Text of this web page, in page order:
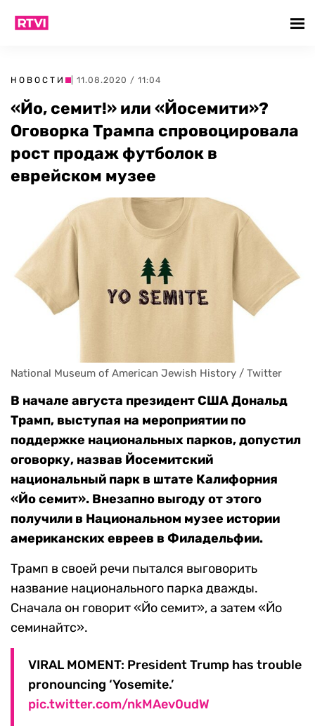
НОВОСТИ | 11.08.2020 / 11:04
«Йо, семит!» или «Йосемити»?
Оговорка Трампа спровоцировала
рост продаж футболок в
еврейском музее
National Museum of American Jewish History / Twitter
В начале августа президент США Дональд
Трамп, выступая на мероприятии по
поддержке национальных парков, допустил
оговорку, назвав Йосемитский
национальный парк в штате Калифорния
«Йо семит». Внезапно выгоду от этого
получили в Национальном музее истории
американских евреев в Филадельфии.
Трамп в своей речи пытался выговорить
название национального парка дважды.
Сначала он говорит «Йо семит», а затем «Йо
семинайтс».
VIRAL MOMENT: President Trump has trouble
pronouncing ‘Yosemite.’
pic.twitter.com/nkMAev0udW